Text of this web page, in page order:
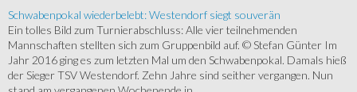
Schwabenpokal wiederbelebt: Westendorf siegt souverän
Ein tolles Bild zum Turnierabschluss: Alle vier teilnehmenden
Mannschaften stellten sich zum Gruppenbild auf. © Stefan Günter Im
Jahr 2016 ging es zum letzten Mal um den Schwabenpokal. Damals hieß
der Sieger TSV Westendorf. Zehn Jahre sind seither vergangen. Nun